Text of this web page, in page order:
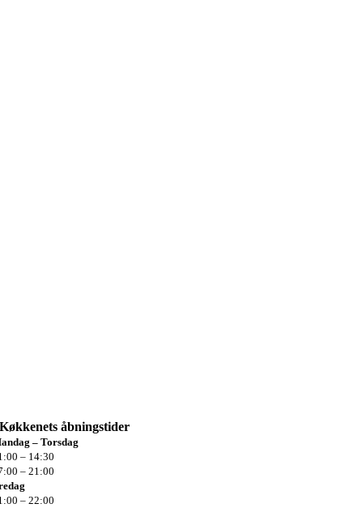
Køkkenets åbningstider
– Torsdag
– 14:30
– 21:00
–22:00